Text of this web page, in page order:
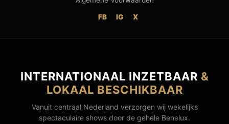
FB IG X
INTERNATIONAAL INZETBAAR &
LOKAAL BESCHIKBAAR
Vanuit centraal Nederland verzorgen wij wekelijks
spectaculaire shows door de gehele Benelux.